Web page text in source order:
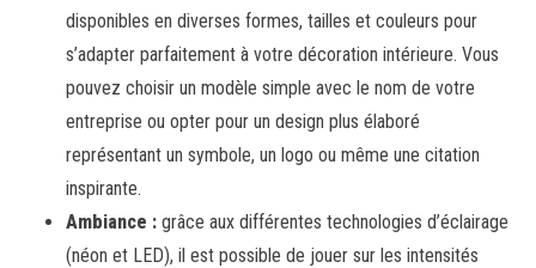
disponibles en diverses formes, tailles et couleurs pour
s’adapter parfaitement à votre décoration intérieure. Vous
pouvez choisir un modèle simple avec le nom de votre
entreprise ou opter pour un design plus élaboré
représentant un symbole, un logo ou même une citation
inspirante.
Ambiance : grâce aux différentes technologies d’éclairage
(néon et LED), il est possible de jouer sur les intensités